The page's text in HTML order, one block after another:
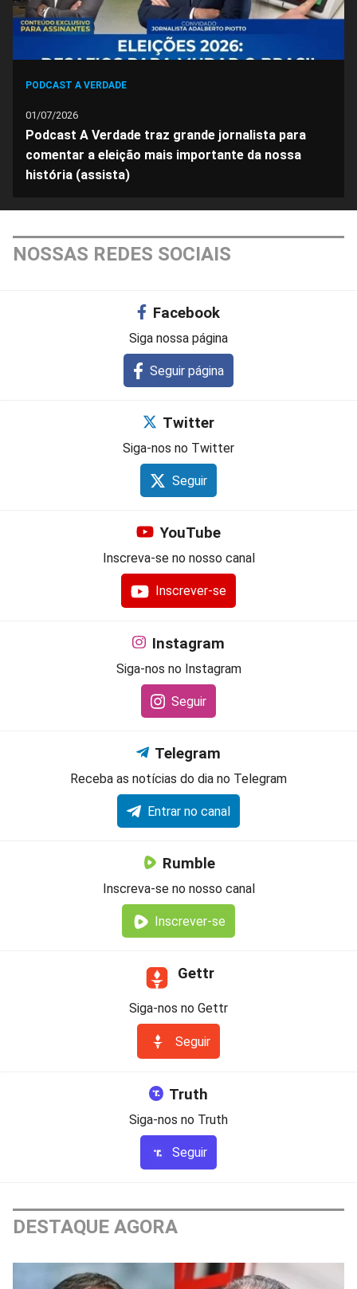
PODCAST A VERDADE
01/07/2026
Podcast A Verdade traz grande jornalista para
comentar a eleição mais importante da nossa
história (assista)
NOSSAS REDES SOCIAIS
Facebook
Siga nossa página
Seguir página
Twitter
Siga-nos no Twitter
Seguir
YouTube
Inscreva-se no nosso canal
Inscrever-se
Instagram
Siga-nos no Instagram
Seguir
Telegram
Receba as notícias do dia no Telegram
Entrar no canal
Rumble
Inscreva-se no nosso canal
Inscrever-se
Gettr
Siga-nos no Gettr
Seguir
Truth
Siga-nos no Truth
Seguir
DESTAQUE AGORA